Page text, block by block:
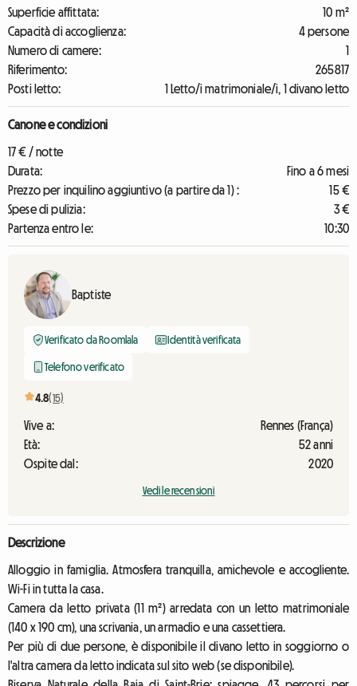
Superficie affittata:
10 m²
Capacità di accoglienza:
4 persone
Numero di camere:
1
Riferimento:
265817
Posti letto:
1 Letto/i matrimoniale/i, 1 divano letto
Canone e condizioni
17 € / notte
Durata:
Fino a 6 mesi
Prezzo per inquilino aggiuntivo (a partire da 1) :
15 €
Spese di pulizia:
3 €
Partenza entro le:
10:30
Baptiste
Verificato da Roomlala Identità verificata
Telefono verificato
4.8(15)
Vive a:
Rennes (França)
Età:
52 anni
Ospite dal:
2020
Vedi le recensioni
Descrizione
Alloggio in famiglia. Atmosfera tranquilla, amichevole e accogliente.
Wi-Fi in tutta la casa.
Camera da letto privata (11 m²) arredata con un letto matrimoniale
(140 x 190 cm), una scrivania, un armadio e una cassettiera.
Per più di due persone, è disponibile il divano letto in soggiorno o
l'altra camera da letto indicata sul sito web (se disponibile).